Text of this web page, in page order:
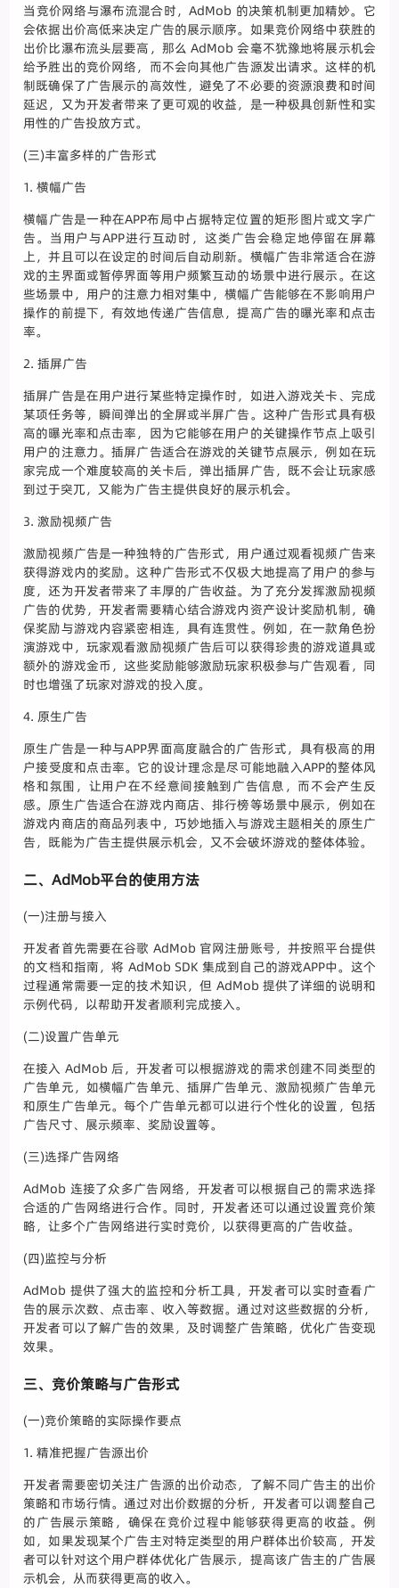
当竞价网络与瀑布流混合时，AdMob 的决策机制更加精妙。它
会依据出价高低来决定广告的展示顺序。如果竞价网络中获胜的
出价比瀑布流头层要高，那么 AdMob 会毫不犹豫地将展示机会
给予胜出的竞价网络，而不会向其他广告源发出请求。这样的机
制既确保了广告展示的高效性，避免了不必要的资源浪费和时间
延迟，又为开发者带来了更可观的收益，是一种极具创新性和实
用性的广告投放方式。
(三)丰富多样的广告形式
1. 横幅广告
横幅广告是一种在APP布局中占据特定位置的矩形图片或文字广
告。当用户与APP进行互动时，这类广告会稳定地停留在屏幕
上，并且可以在设定的时间后自动刷新。横幅广告非常适合在游
戏的主界面或暂停界面等用户频繁互动的场景中进行展示。在这
些场景中，用户的注意力相对集中，横幅广告能够在不影响用户
操作的前提下，有效地传递广告信息，提高广告的曝光率和点击
率。
2. 插屏广告
插屏广告是在用户进行某些特定操作时，如进入游戏关卡、完成
某项任务等，瞬间弹出的全屏或半屏广告。这种广告形式具有极
高的曝光率和点击率，因为它能够在用户的关键操作节点上吸引
用户的注意力。插屏广告适合在游戏的关键节点展示，例如在玩
家完成一个难度较高的关卡后，弹出插屏广告，既不会让玩家感
到过于突兀，又能为广告主提供良好的展示机会。
3. 激励视频广告
激励视频广告是一种独特的广告形式，用户通过观看视频广告来
获得游戏内的奖励。这种广告形式不仅极大地提高了用户的参与
度，还为开发者带来了丰厚的广告收益。为了充分发挥激励视频
广告的优势，开发者需要精心结合游戏内资产设计奖励机制，确
保奖励与游戏内容紧密相连，具有连贯性。例如，在一款角色扮
演游戏中，玩家观看激励视频广告后可以获得珍贵的游戏道具或
额外的游戏金币，这些奖励能够激励玩家积极参与广告观看，同
时也增强了玩家对游戏的投入度。
4. 原生广告
原生广告是一种与APP界面高度融合的广告形式，具有极高的用
户接受度和点击率。它的设计理念是尽可能地融入APP的整体风
格和氛围，让用户在不经意间接触到广告信息，而不会产生反
感。原生广告适合在游戏内商店、排行榜等场景中展示，例如在
游戏内商店的商品列表中，巧妙地插入与游戏主题相关的原生广
告，既能为广告主提供展示机会，又不会破坏游戏的整体体验。
二、AdMob平台的使用方法
(一)注册与接入
开发者首先需要在谷歌 AdMob 官网注册账号，并按照平台提供
的文档和指南，将 AdMob SDK 集成到自己的游戏APP中。这个
过程通常需要一定的技术知识，但 AdMob 提供了详细的说明和
示例代码，以帮助开发者顺利完成接入。
(二)设置广告单元
在接入 AdMob 后，开发者可以根据游戏的需求创建不同类型的
广告单元，如横幅广告单元、插屏广告单元、激励视频广告单元
和原生广告单元。每个广告单元都可以进行个性化的设置，包括
广告尺寸、展示频率、奖励设置等。
(三)选择广告网络
AdMob 连接了众多广告网络，开发者可以根据自己的需求选择
合适的广告网络进行合作。同时，开发者还可以通过设置竞价策
略，让多个广告网络进行实时竞价，以获得更高的广告收益。
(四)监控与分析
AdMob 提供了强大的监控和分析工具，开发者可以实时查看广
告的展示次数、点击率、收入等数据。通过对这些数据的分析，
开发者可以了解广告的效果，及时调整广告策略，优化广告变现
效果。
三、竞价策略与广告形式
(一)竞价策略的实际操作要点
1. 精准把握广告源出价
开发者需要密切关注广告源的出价动态，了解不同广告主的出价
策略和市场行情。通过对出价数据的分析，开发者可以调整自己
的广告展示策略，确保在竞价过程中能够获得更高的收益。例
如，如果发现某个广告主对特定类型的用户群体出价较高，开发
者可以针对这个用户群体优化广告展示，提高该广告主的广告展
示机会，从而获得更高的收入。